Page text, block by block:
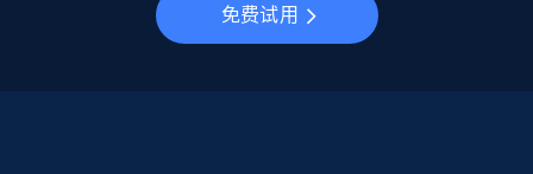
免费试用